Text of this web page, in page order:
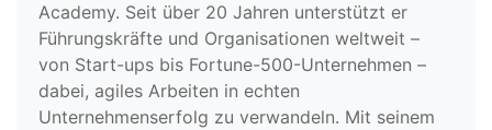
Academy. Seit über 20 Jahren unterstützt er
Führungskräfte und Organisationen weltweit –
von Start-ups bis Fortune-500-Unternehmen –
dabei, agiles Arbeiten in echten
Unternehmenserfolg zu verwandeln. Mit seinem